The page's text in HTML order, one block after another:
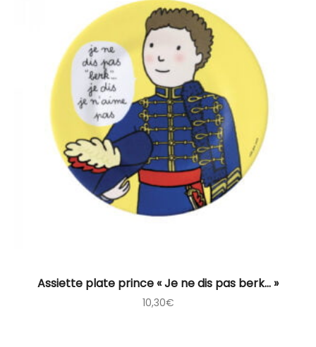
Assiette plate prince « Je ne dis pas berk… »
10,30€